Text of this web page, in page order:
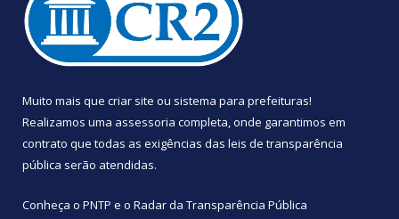
Muito mais que criar site ou sistema para prefeituras!
Realizamos uma assessoria completa, onde garantimos em
contrato que todas as exigências das leis de transparência
pública serão atendidas.
Conheça o PNTP e o Radar da Transparência Pública